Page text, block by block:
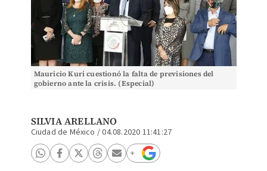
Mauricio Kuri cuestionó la falta de previsiones del
gobierno ante la crisis. (Especial)
SILVIA ARELLANO
Ciudad de México /04.08.2020 11:41:27